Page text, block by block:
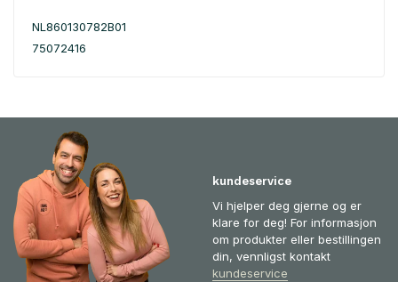
NL860130782B01
75072416
kundeservice
Vi hjelper deg gjerne og er
klare for deg! For informasjon
om produkter eller bestillingen
din, vennligst kontakt
kundeservice